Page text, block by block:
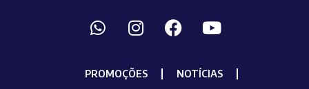
PROMOÇÕES NOTÍCIAS